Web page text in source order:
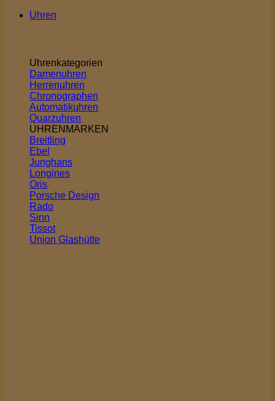
Uhren
Uhrenkategorien
Damenuhren
Herrenuhren
Chronographen
Automatikuhren
Quarzuhren
UHRENMARKEN
Breitling
Ebel
Junghans
Longines
Oris
Porsche Design
Rado
Sinn
Tissot
Union Glashütte